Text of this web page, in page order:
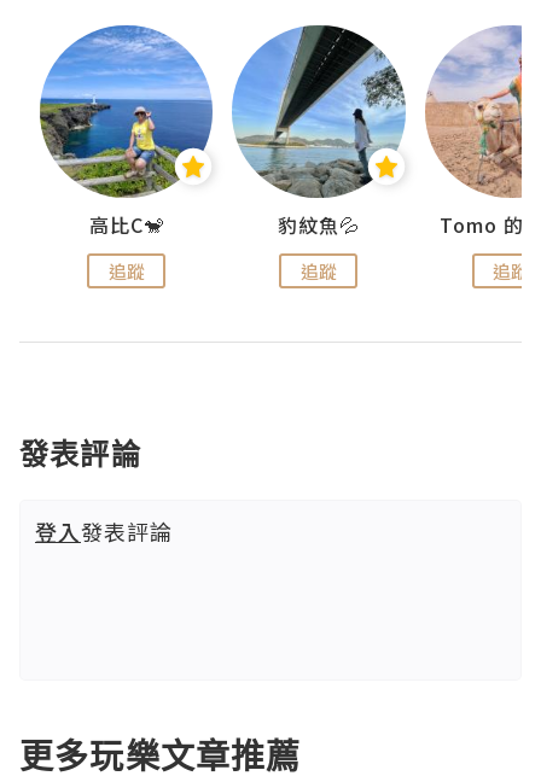
高比C🐒
追蹤
豹紋魚💦
追蹤 追蹤
發表評論
登入發表評論
更多玩樂文章推薦